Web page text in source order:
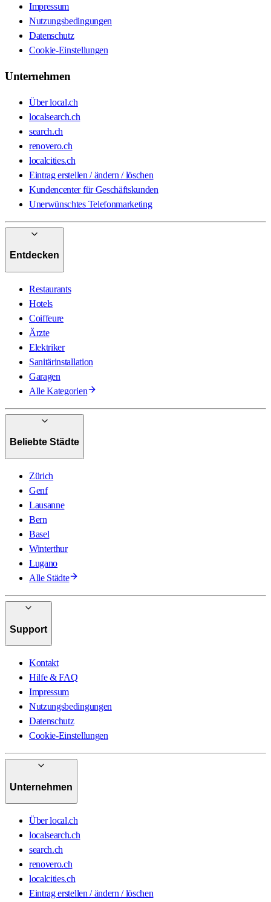
Impressum
Nutzungsbedingungen
Datenschutz
Cookie-Einstellungen
Unternehmen
Über local.ch
localsearch.ch
search.ch
renovero.ch
localcities.ch
Eintrag erstellen / ändern / löschen
Kundencenter für Geschäftskunden
Unerwünschtes Telefonmarketing
Entdecken
Restaurants
Hotels
Coiffeure
Ärzte
Elektriker
Sanitärinstallation
Garagen
Alle Kategorien
Beliebte Städte
Zürich
Genf
Lausanne
Bern
Basel
Winterthur
Lugano
Alle Städte
Support
Kontakt
Hilfe & FAQ
Impressum
Nutzungsbedingungen
Datenschutz
Cookie-Einstellungen
Unternehmen
Über local.ch
localsearch.ch
search.ch
renovero.ch
localcities.ch
Eintrag erstellen / ändern / löschen